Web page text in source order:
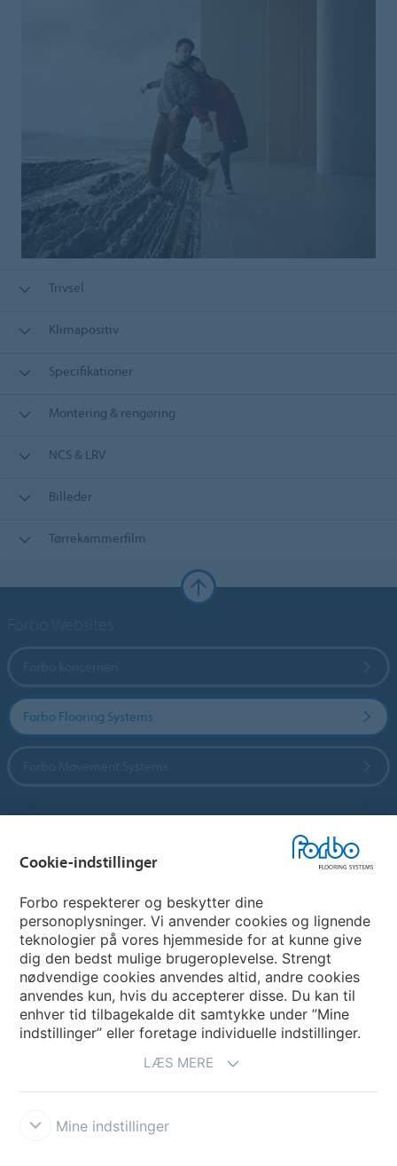
Trivsel
Klimapositiv
Specifikationer
Montering & rengøring
NCS & LRV
Billeder
Tørrekammerfilm
Forbo Flooring Systems
My Forbo
Nuway entrance systems
Cookie-indstillinger
Forbo respekterer og beskytter dine
personoplysninger. Vi anvender cookies og lignende
teknologier på vores hjemmeside for at kunne give
dig den bedst mulige brugeroplevelse. Strengt
nødvendige cookies anvendes altid, andre cookies
anvendes kun, hvis du accepterer disse. Du kan til
enhver tid tilbagekalde dit samtykke under ”Mine
indstillinger” eller foretage individuelle indstillinger.
LÆS MERE
Mine indstillinger